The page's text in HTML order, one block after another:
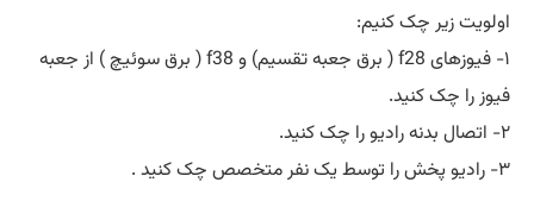
اولویت زیر چک کنیم:
۱- فیوزهای f28 ( برق جعبه تقسیم) و f38 ( برق سوئیچ ) از جعبه
فیوز را چک کنید.
۲- اتصال بدنه رادیو را چک کنید.
۳- رادیو پخش را توسط یک نفر متخصص چک کنید .